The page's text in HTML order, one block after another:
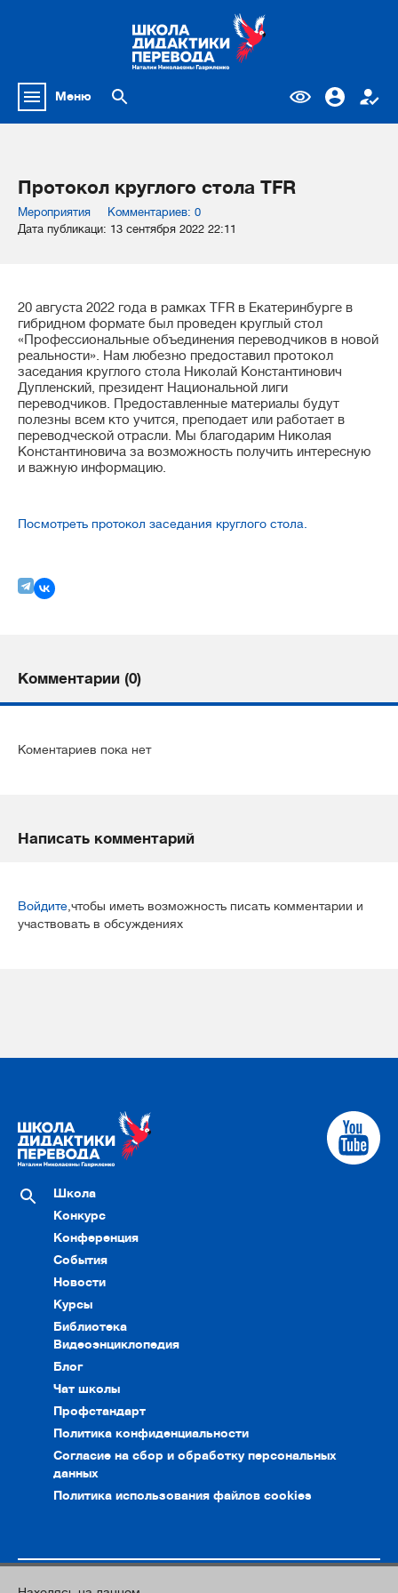
Меню
Протокол круглого стола TFR
Мероприятия
Комментариев: 0
Дата публикаци: 13 сентября 2022 22:11
20 августа 2022 года в рамках TFR в Екатеринбурге в
гибридном формате был проведен круглый стол
«Профессиональные объединения переводчиков в новой
реальности». Нам любезно предоставил протокол
заседания круглого стола Николай Константинович
Дупленский, президент Национальной лиги
переводчиков. Предоставленные материалы будут
полезны всем кто учится, преподает или работает в
переводческой отрасли. Мы благодарим Николая
Константиновича за возможность получить интересную
и важную информацию.
Посмотреть протокол заседания круглого стола.
Комментарии (0)
Коментариев пока нет
Написать комментарий
Войдите ,чтобы иметь возможность писать комментарии и
участвовать в обсуждениях
Школа
Конкурс
Конференция
События
Новости
Курсы
Библиотека
Видеоэнциклопедия
Блог
Чат школы
Профстандарт
Политика конфиденциальности
Согласие на сбор и обработку персональных
данных
Политика использования файлов cookies